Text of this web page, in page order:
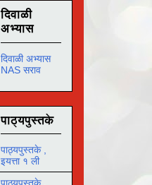
दिवाळी
अभ्यास
दिवाळी अभ्यास
NAS सराव
पाठ्यपुस्तके
पाठ्यपुस्तके ,
इयत्ता १ ली